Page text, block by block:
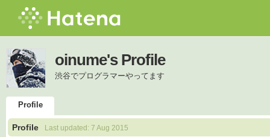
oinume's Profile
渋谷でプログラマーやってます
Profile
Profile Last updated: 7 Aug 2015